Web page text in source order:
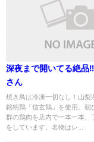
深夜まで開いてる絶品
さん
焼き鳥は冷凍一切なし！​山梨
銘柄鶏「信玄鶏」を使用。朝
群の鶏肉を店内で一本一本、
をしています。​名物はレ...